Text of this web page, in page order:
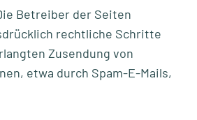
Betreiber der Seiten
rechtliche Schritte
Zusendung von
etwa durch Spam-E-Mails,